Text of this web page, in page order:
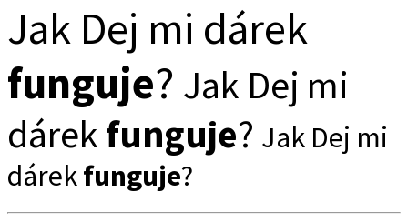
Jak Dej mi dárek
funguje? Jak Dej mi
dárekfunguje? Jak Dej mi
dárekfunguje?